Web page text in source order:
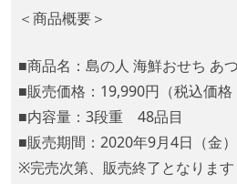
＜商品概要＞
■商品名：島の人 海鮮おせち あ
■販売価格：19,990円（税込価格
■内容量：3段重 48品目
■販売期間：2020年9月4日（金
※完売次第、販売終了となります